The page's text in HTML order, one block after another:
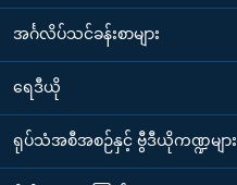
အင်္ဂလိပ်သင်ခန်းစာများ
ရေဒီယို
ရုပ်သံအစီအစဉ်နှင့် ဗွီဒီယိုကဏ္ဍများ